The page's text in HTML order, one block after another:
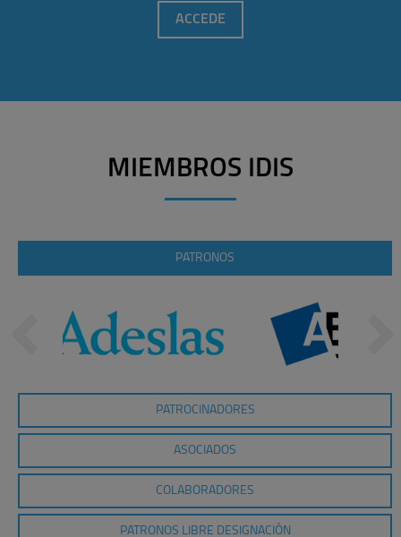
ACCEDE
MIEMBROS IDIS
PATRONOS
PATROCINADORES
ASOCIADOS
COLABORADORES
PATRONOS LIBRE DESIGNACIÓN